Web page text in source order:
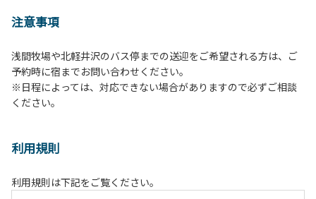
注意事項
浅間牧場や北軽井沢のバス停までの送迎をご希望される方は、ご
予約時に宿までお問い合わせください。
※日程によっては、対応できない場合がありますので必ずご相談
ください。
利用規則
利用規則は下記をご覧ください。